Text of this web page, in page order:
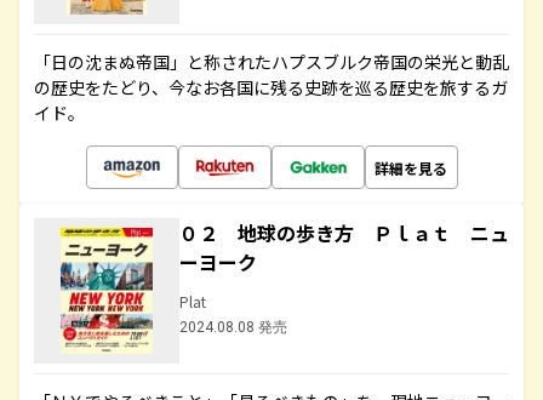
「日の沈まぬ帝国」と称されたハプスブルク帝国の栄光と動乱
の歴史をたどり、今なお各国に残る史跡を巡る歴史を旅するガ
イド。
詳細を見る
０２ 地球の歩き方 Ｐｌａｔ ニュ
ーヨーク
Plat
2024.08.08 発売